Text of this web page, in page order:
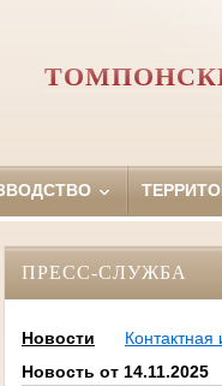
ПРЕСС-СЛУЖБА
Новости
Новость от 14.11.2025